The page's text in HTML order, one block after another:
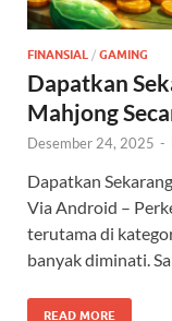
FINANSIAL / GAMING
Dapatkan
Mahjong
Desember 24, 2025 -
Dapatkan
Via Android –
terutama di
banyak diminati.
READ MORE